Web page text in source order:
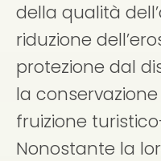
della qualità
riduzione
protezione dal
la
fruizione
Nonostante la